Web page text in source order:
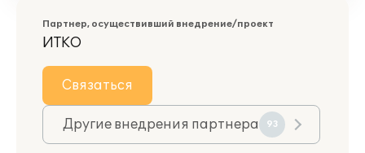
Партнер, осуществивший внедрение/проект
ИТКО
Связаться
Другие внедрения партнера 93